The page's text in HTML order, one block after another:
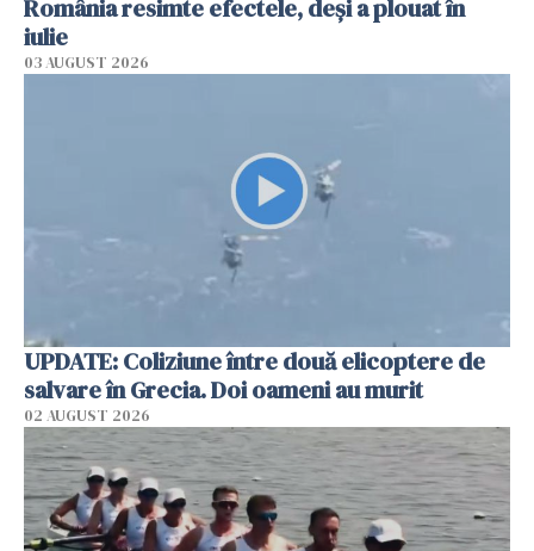
România resimte efectele, deși a plouat în
iulie
03 AUGUST 2026
UPDATE: Coliziune între două elicoptere de
salvare în Grecia. Doi oameni au murit
02 AUGUST 2026